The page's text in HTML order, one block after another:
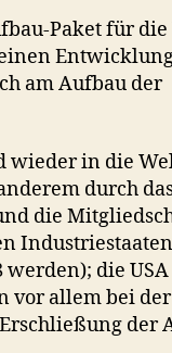
Paket für
am Aufbau der
wieder in die
durch
die
werden); die
vor allem bei der
der